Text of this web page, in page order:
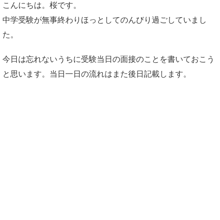
こんにちは。桜です。
中学受験が無事終わりほっとしてのんびり過ごしていまし
た。
今日は忘れないうちに受験当日の面接のことを書いておこう
と思います。当日一日の流れはまた後日記載します。